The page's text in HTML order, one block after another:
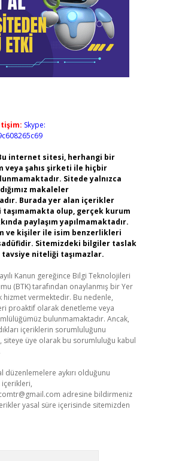
Skype:
internet sitesi, herhangi bir
veya şahıs şirketi ile hiçbir
Sitede yalnızca
makaleler
Burada yer alan içerikler
olup, gerçek kurum
paylaşım yapılmamaktadır.
ve kişiler ile isim benzerlikleri
Sitemizdeki bilgiler taslak
niteliği taşımazlar.
Kanun gereğince Bilgi Teknolojileri
(BTK) tarafından onaylanmış bir Yer
hizmet vermektedir. Bu nedenle,
proaktif olarak denetleme veya
bulunmamaktadır. Ancak,
içeriklerin sorumluluğunu
siteye üye olarak bu sorumluluğu kabul
düzenlemelere aykırı olduğunu
adresine bildirmeniz
yasal süre içerisinde sitemizden